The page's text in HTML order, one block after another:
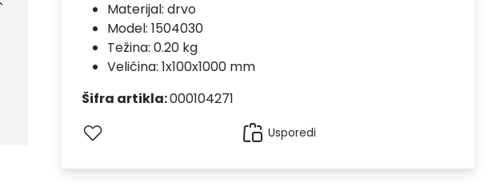
Materijal: drvo
Model: 1504030
Težina: 0.20 kg
Veličina: 1x100x1000 mm
Šifra artikla:000104271
Usporedi